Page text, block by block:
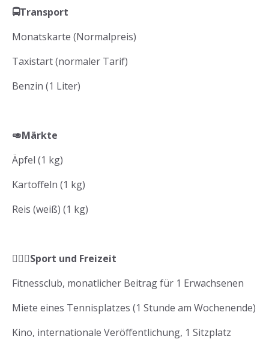
🚍Transport
Monatskarte (Normalpreis)
Taxistart (normaler Tarif)
Benzin (1 Liter)
🥑Märkte
Äpfel (1 kg)
Kartoffeln (1 kg)
Reis (weiß) (1 kg)
🏋🏽‍♀️Sport und Freizeit
Fitnessclub, monatlicher Beitrag für 1 Erwachsenen
Miete eines Tennisplatzes (1 Stunde am Wochenende)
Kino, internationale Veröffentlichung, 1 Sitzplatz